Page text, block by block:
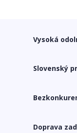
Vysoká
Slovenský
Doprava